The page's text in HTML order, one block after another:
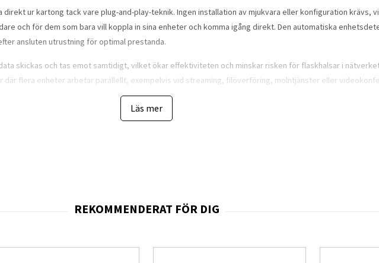
ur kartong tack vare plug-and-play-teknik. Ingen installation av mjukvara eller konfiguration krävs,
och för dem som bara vill koppla in sina enheter och komma igång direkt. Den automatiska
ansluten utrustning för optimal prestanda.
skickas och tas emot samtidigt, vilket ökar effektiviteten och minskar risken för flaskhalsar i
flera enheter arbetar parallellt, exempelvis vid streaming, filöverföring, molntjänster eller
säkerställer att datapaket kontrolleras innan de skickas vidare, vilket minskar risken för
till mer tillförlitlig kommunikation mellan anslutna enheter och gör modellen lämplig även för
Läs mer